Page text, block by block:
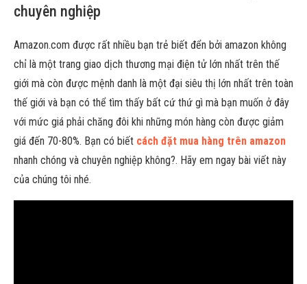
chuyên nghiệp
Amazon.com được rất nhiều bạn trẻ biết đển bởi amazon không
chỉ là một trang giao dịch thương mại điện tử lớn nhất trên thế
giới mà còn được mệnh danh là một đại siêu thị lớn nhất trên toàn
thế giới và bạn có thể tìm thấy bất cứ thứ gì mà bạn muốn ở đây
với mức giá phải chăng đôi khi những món hàng còn được giảm
giá đến 70-80%. Bạn có biết cách đặt mua hàng trên amazon
nhanh chóng và chuyên nghiệp không?. Hãy em ngay bài viết này
của chúng tôi nhé.